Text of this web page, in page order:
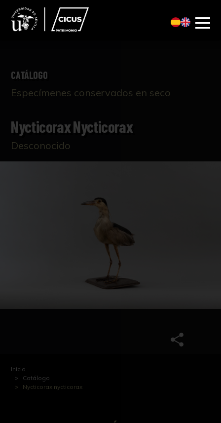
CATÁLOGO
Especímenes conservados en seco
Nycticorax Nycticorax
Desconocido
Inicio
Catálogo
Nycticorax nycticorax